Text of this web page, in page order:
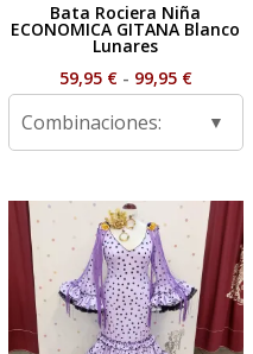
Bata Rociera Niña
ECONOMICA GITANA Blanco
Lunares
59,95 € - 99,95 €Rango
59,95 €
hasta
99,95 €
Combinaciones: